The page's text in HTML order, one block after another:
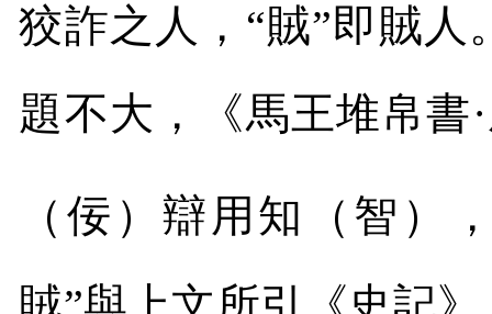
狡詐之人，“賊”即賊人
題不大，《馬王堆帛書
（佞）辯用知（智）